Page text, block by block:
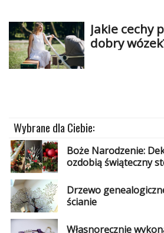
Soutache
Zabawki
ryunek
Modelina
Najlepsze
Kategorie
Jakie cechy
dobry
Wybrane dla Ciebie:
Boże Narodzenie:
ozdobią świąteczny
Drzewo
ścianie
Własnoręcznie